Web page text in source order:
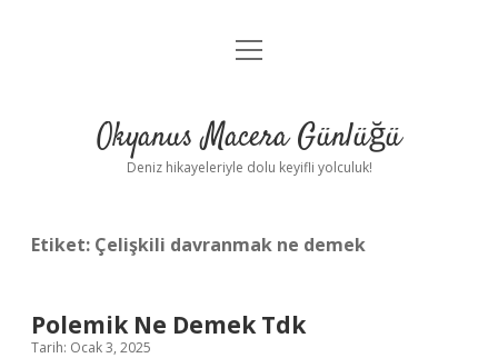
Anasayfa
Yasal Uyarı
menüyü
Okyanus Macera Günlüğü
Deniz hikayeleriyle dolu keyifli yolculuk!
Etiket: Çelişkili davranmak ne demek
Polemik Ne Demek Tdk
Tarih: Ocak 3, 2025